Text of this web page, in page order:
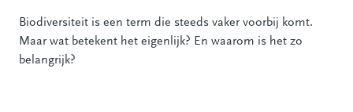
Biodiversiteit is een term die steeds vaker voorbij komt.
Maar wat betekent het eigenlijk? En waarom is het zo
belangrijk?